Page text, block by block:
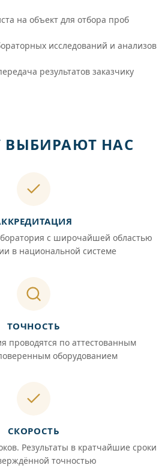
на объект для отбора проб
исследований и анализов
результатов заказчику
ВЫБИРАЮТ НАС
с широчайшей областью
в национальной системе
ТОЧНОСТЬ
проводятся по аттестованным
оборудованием
СКОРОСТЬ
Результаты в кратчайшие сроки
точностью